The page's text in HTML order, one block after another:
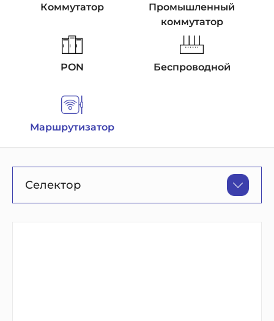
Коммутатор
Промышленный
коммутатор
PON Беспроводной
Маршрутизатор
Селектор